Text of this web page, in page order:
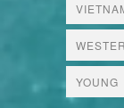
YOUNG